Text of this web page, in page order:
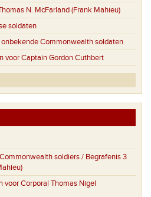
N. McFarland (Frank Mahieu)
soldaten
Commonwealth soldaten
voor Captain Gordon Cuthbert
soldiers / Begrafenis 3
voor Corporal Thomas Nigel